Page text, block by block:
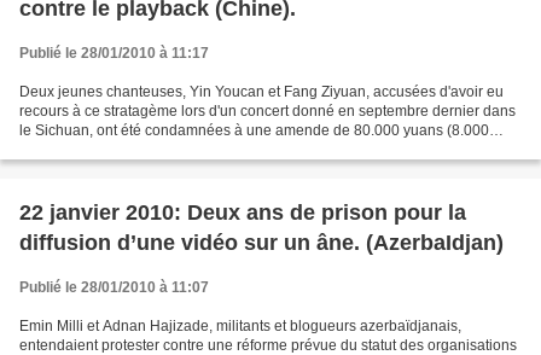
contre le playback (Chine).
Publié le 28/01/2010 à 11:17
Deux jeunes chanteuses, Yin Youcan et Fang Ziyuan, accusées d'avoir eu
recours à ce stratagème lors d'un concert donné en septembre dernier dans
le Sichuan, ont été condamnées à une amende de 80.000 yuans (8.000
22 janvier 2010: Deux ans de prison pour la
diffusion d’une vidéo sur un âne. (AzerbaIdjan)
Publié le 28/01/2010 à 11:07
Emin Milli et Adnan Hajizade, militants et blogueurs azerbaïdjanais,
entendaient protester contre une réforme prévue du statut des organisations